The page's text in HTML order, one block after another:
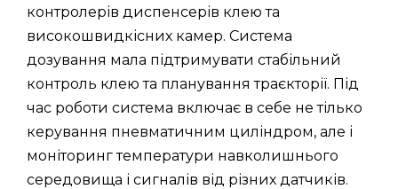
контролерів диспенсерів клею та
високошвидкісних камер. Система
дозування мала підтримувати стабільний
контроль клею та планування траєкторії. Під
час роботи система включає в себе не тілько
керування пневматичним циліндром, але і
моніторинг температури навколишнього
середовища і сигналів від різних датчиків.